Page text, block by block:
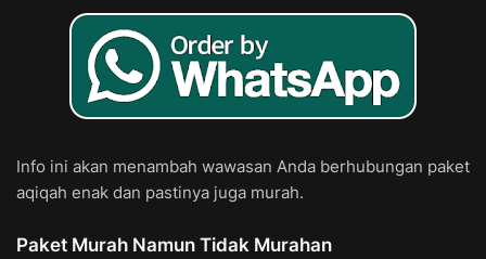
Info ini akan menambah wawasan Anda berhubungan paket
aqiqah enak dan pastinya juga murah.
Paket Murah Namun Tidak Murahan